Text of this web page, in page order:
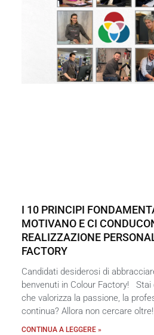
I 10 PRINCIPI
MOTIVANO E CI
REALIZZAZIONE
FACTORY
Candidati desiderosi di
benvenuti in Colour Factory! Stai
che valorizza la passione, la
continua? Allora non cercare
CONTINUA A LEGGERE »